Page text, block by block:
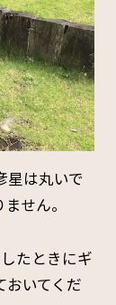
星は丸いで
せん。
たときにギ
おいてくだ